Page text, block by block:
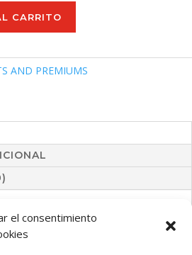
el consentimiento
CARRITO
AND PREMIUMS
gama de vivos colores y
de PU brillante.